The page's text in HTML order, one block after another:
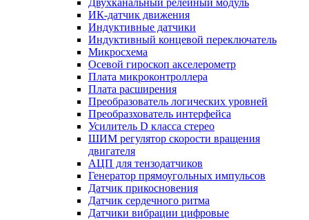
Двухканальный релейный модуль
ИК-датчик движения
Индуктивные датчики
Индуктивный концевой переключатель
Микросхема
Осевой гироскоп акселерометр
Плата микроконтроллера
Плата расширения
Преобразователь логических уровней
Преобразхователь интерфейса
Усилитель D класса стерео
ШИМ регулятор скорости вращения
двигателя
АЦП для тензодатчиков
Генератор прямоугольных импульсов
Датчик прикосновения
Датчик сердечного ритма
Датчики вибрации цифровые